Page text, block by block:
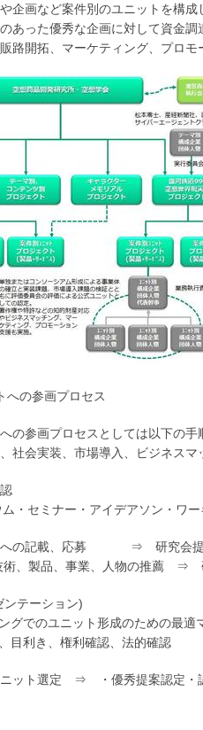
企画など案件別のユニットを構
あった優秀な企画に対して資金
路開拓、マーケティング、プロ
への参画プロセス
の参画プロセスとしては以下の
社会実装、市場導入、ビジネス
・セミナー・アイデアソン・ワ
への記載、応募 ⇒ 研究会提
術、製品、事業、人物の推薦 ⇒
テーション)
グでのユニット形成のための最適
目利き、権利確認、法的確認
ット選定 ⇒ ・優秀提案認定・